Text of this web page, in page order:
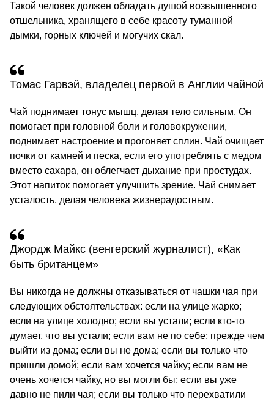
Такой человек должен обладать душой возвышенного
отшельника, хранящего в себе красоту туманной
дымки, горных ключей и могучих скал.
Томас Гарвэй, владелец первой в Англии чайной
Чай поднимает тонус мышц, делая тело сильным. Он
помогает при головной боли и головокружении,
поднимает настроение и прогоняет сплин. Чай очищает
почки от камней и песка, если его употреблять с медом
вместо сахара, он облегчает дыхание при простудах.
Этот напиток помогает улучшить зрение. Чай снимает
усталость, делая человека жизнерадостным.
Джордж Майкс (венгерский журналист), «Как
быть британцем»
Вы никогда не должны отказываться от чашки чая при
следующих обстоятельствах: если на улице жарко;
если на улице холодно; если вы устали; если кто‐то
думает, что вы устали; если вам не по себе; прежде чем
выйти из дома; если вы не дома; если вы только что
пришли домой; если вам хочется чайку; если вам не
очень хочется чайку, но вы могли бы; если вы уже
давно не пили чая; если вы только что перехватили